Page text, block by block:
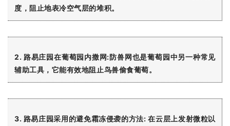
度，阻止地表冷空气层的堆积。
2. 路易庄园在葡萄园内撒网:防兽网也是葡萄园中另一种常见
辅助工具，它能有效地阻止鸟兽偷食葡萄。
3. 路易庄园采用的避免霜冻侵袭的方法: 在云层上发射微粒以